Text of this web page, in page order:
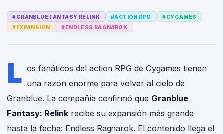
#GRANBLUE FANTASY RELINK #ACTION RPG #CYGAMES
#EXPANSION #ENDLESS RAGNAROK
L os fanáticos del action RPG de Cygames tienen
una razón enorme para volver al cielo de
Granblue. La compañía confirmó que Granblue
Fantasy: Relinkrecibe su expansión más grande
hasta la fecha: Endless Ragnarok. El contenido llega el